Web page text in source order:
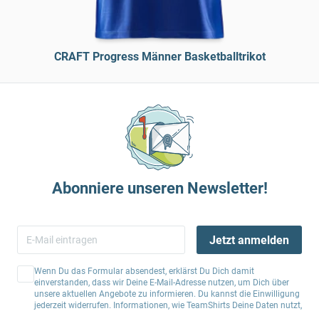
CRAFT Progress Männer Basketballtrikot
Abonniere unseren Newsletter!
Jetzt anmelden
Wenn Du das Formular absendest, erklärst Du Dich damit
einverstanden, dass wir Deine E-Mail-Adresse nutzen, um Dich über
unsere aktuellen Angebote zu informieren. Du kannst die Einwilligung
jederzeit widerrufen. Informationen, wie TeamShirts Deine Daten nutzt,